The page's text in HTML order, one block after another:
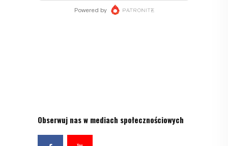
Obserwuj nas w mediach społecznościowych